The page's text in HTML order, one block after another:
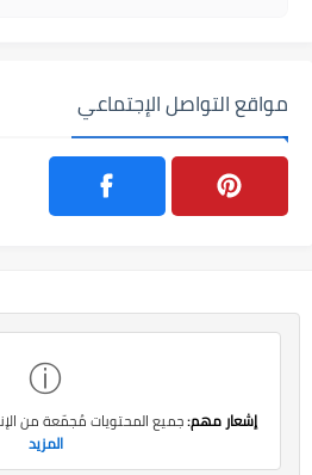
مواقع التواصل الإجتماعي
ⓘ
إشعار مهم:جميع المحتويات مُجمّعة من
المزيد